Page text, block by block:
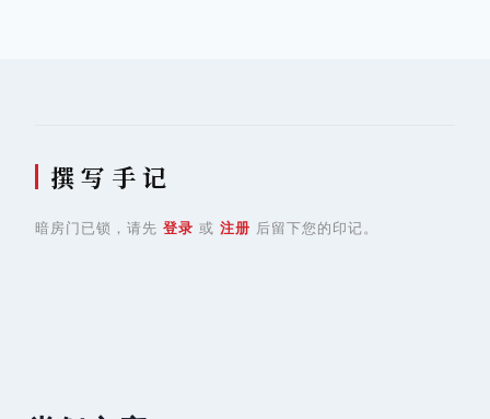
撰 写 手 记
暗房门已锁，请先 登录 或 注册 后留下您的印记。